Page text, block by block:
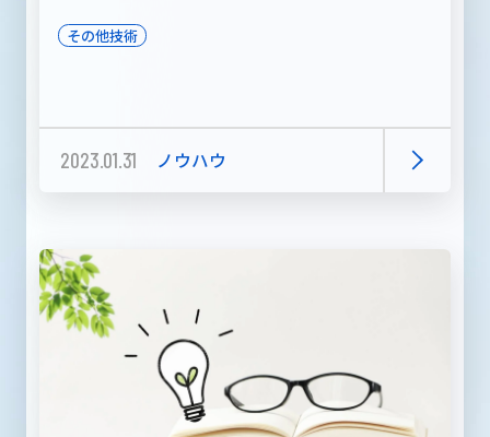
その他技術
2023.01.31 ノウハウ